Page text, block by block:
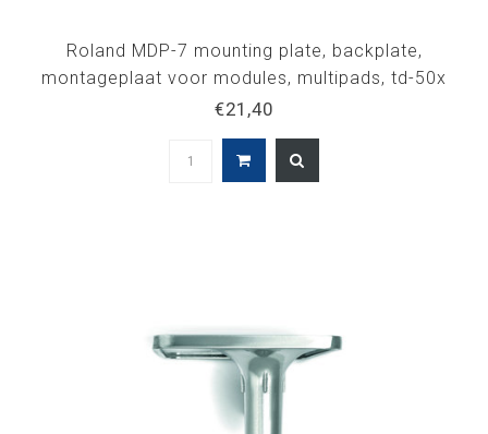
Roland MDP-7 mounting plate, backplate,
montageplaat voor modules, multipads, td-50x
€21,40